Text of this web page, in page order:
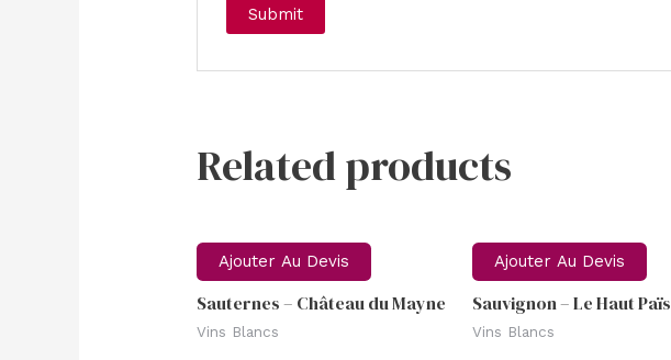
Related products
Ajouter Au Devis
Sauternes – Château du Mayne
Vins Blancs
Ajouter Au Devis
Sauvignon – Le Haut Païs
Vins Blancs